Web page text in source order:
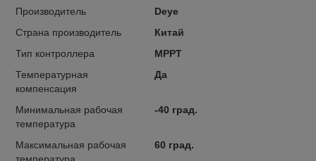
Производитель
Deye
Страна производитель
Китай
Тип контроллера
MPPT
Температурная
компенсация
Да
Минимальная рабочая
температура
-40 град.
Максимальная рабочая
60 град.